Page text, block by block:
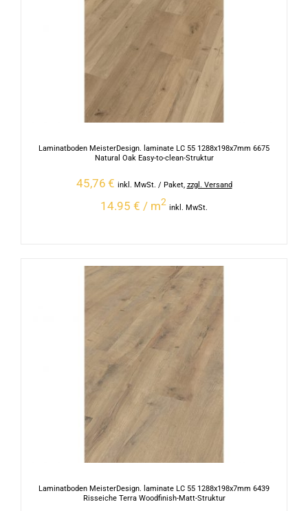
Laminatboden MeisterDesign. laminate LC 55 1288x198x7mm 6675
Natural Oak Easy-to-clean-Struktur
45,76 € inkl. MwSt. / Paket, zzgl. Versand
14.95 € / m2
inkl. MwSt.
Laminatboden MeisterDesign. laminate LC 55 1288x198x7mm 6439
Risseiche Terra Woodfinish-Matt-Struktur